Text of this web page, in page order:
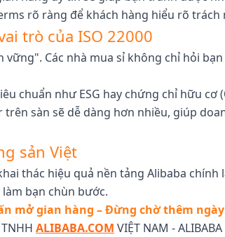
rõ ràng để khách hàng hiểu rõ trách
trò của ISO 22000
Các nhà mua sỉ không chỉ hỏi
chuẩn như ESG hay chứng chỉ hữu cơ
trên sàn sẽ dễ dàng hơn nhiều, giúp
sản Việt
thác hiệu quả nền tảng Alibaba
bạn chùn bước.
mở gian hàng – Đừng chờ thêm
ALIBABA.COM VIỆT NAM -